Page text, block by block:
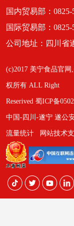
国内贸易部：0825-
国际贸易部：0825-
公司地址：四川省
(c)2017 美宁食品官
权所有 ALL Right
Reserived 蜀ICP备
中国-四川-遂宁 遂公
流量统计 网站技术